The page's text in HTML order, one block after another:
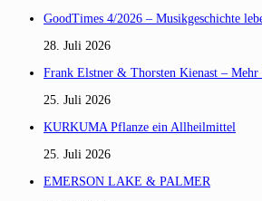
GoodTimes 4/2026 – Musikgeschichte
28. Juli 2026
Frank Elstner & Thorsten Kienast –
25. Juli 2026
KURKUMA Pflanze ein Allheilmittel
25. Juli 2026
EMERSON LAKE & PALMER